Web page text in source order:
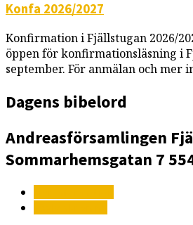
Konfa 2026/2027
Konfirmation i Fjällstugan 2026/
öppen för konfirmationsläsning i
september. För anmälan och mer
Dagens bibelord
Andreasförsamlingen
Sommarhemsgatan 7